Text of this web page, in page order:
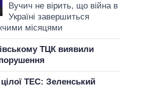
Вучич не вірить, що війна в
Україні завершиться
місяцями
ТЦК виявили
ТЕС: Зеленський